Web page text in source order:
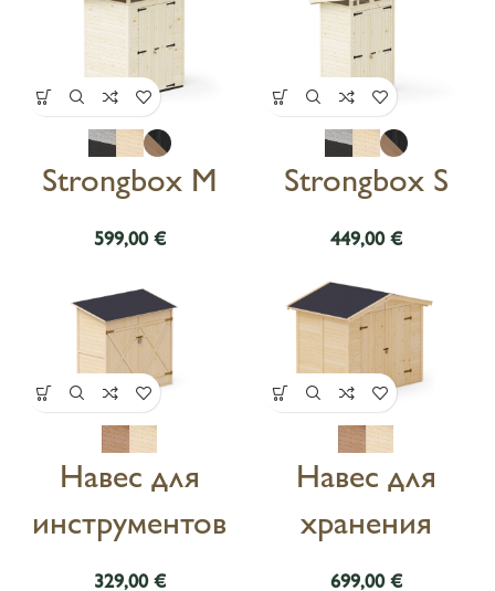
Strongbox M
€
Strongbox S
€
Навес для
инструментов
€
Навес для
хранения
€